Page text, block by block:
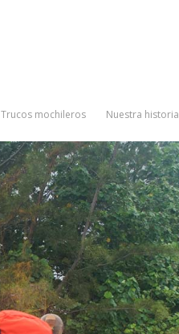
Trucos mochileros Nuestra historia